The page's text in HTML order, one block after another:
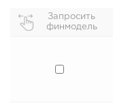
Запросить
финмодель